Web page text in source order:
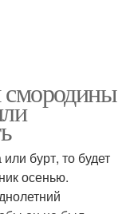
смородины
бурт, то будет
осенью.